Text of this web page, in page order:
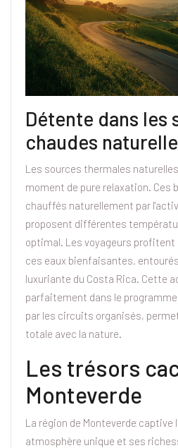
Détente dans les
chaudes
Les sources thermales
moment de pure relaxation. Ces
chauffés naturellement par
proposent différentes
optimal. Les voyageurs profitent
ces eaux bienfaisantes,
luxuriante du Costa Rica. Cette
parfaitement dans le
par les circuits organisés,
totale avec la nature.
Les trésors
Monteverde
La région de Monteverde captive
atmosphère unique et ses